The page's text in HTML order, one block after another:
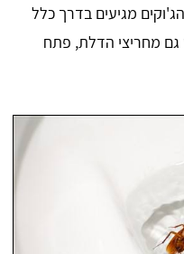
מגיעים בדרך כלל
גם מחריצי הדלת, פתח